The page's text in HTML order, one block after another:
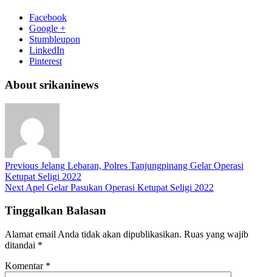
Facebook
Google +
Stumbleupon
LinkedIn
Pinterest
About srikaninews
Previous Jelang Lebaran, Polres Tanjungpinang Gelar Operasi
Ketupat Seligi 2022
Next Apel Gelar Pasukan Operasi Ketupat Seligi 2022
Tinggalkan Balasan
Alamat email Anda tidak akan dipublikasikan. Ruas yang wajib
ditandai *
Komentar *